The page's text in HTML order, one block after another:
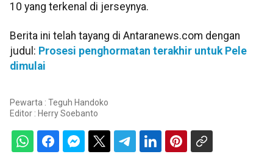
10 yang terkenal di jerseynya.
Berita ini telah tayang di Antaranews.com dengan
judul: Prosesi penghormatan terakhir untuk Pele
dimulai
Pewarta : Teguh Handoko
Editor : Herry Soebanto